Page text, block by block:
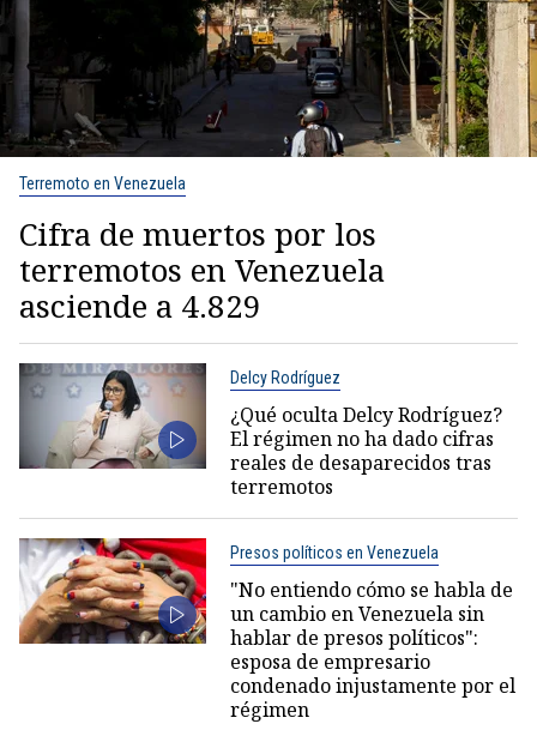
Terremoto en Venezuela
Cifra de muertos por los
terremotos en Venezuela
asciende a 4.829
Delcy Rodríguez
¿Qué oculta Delcy Rodríguez?
El régimen no ha dado cifras
reales de desaparecidos tras
terremotos
Presos políticos en Venezuela
"No entiendo cómo se habla de
un cambio en Venezuela sin
hablar de presos políticos":
esposa de empresario
condenado injustamente por el
régimen